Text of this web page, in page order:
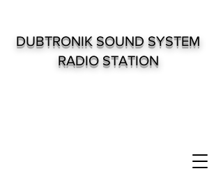
DUBTRONIK SOUND SYSTEM
RADIO STATION